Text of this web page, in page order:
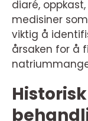
diaré,
medisiner
viktig å
årsaken for å